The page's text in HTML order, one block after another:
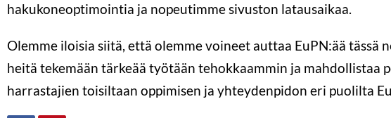
hakukoneoptimointia ja nopeutimme sivuston latausaikaa.
Olemme iloisia siitä, että olemme voineet auttaa EuPN:ää tässä
heitä tekemään tärkeää työtään tehokkaammin ja mahdollistaa
harrastajien toisiltaan oppimisen ja yhteydenpidon eri puolilta